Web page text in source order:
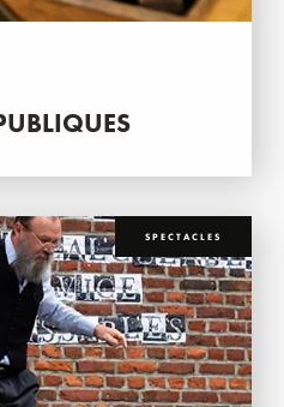
SPECTACLES